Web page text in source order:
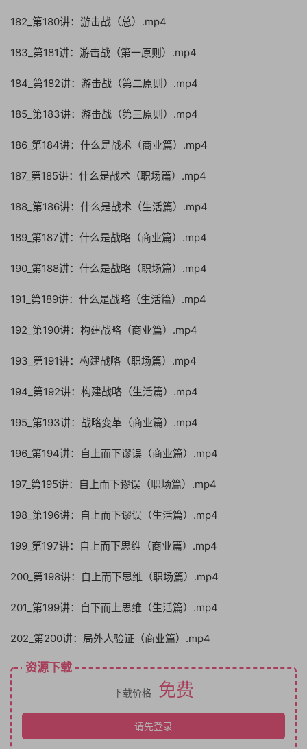
182_第180讲：游击战（总）.mp4
183_第181讲：游击战（第一原则）.mp4
184_第182讲：游击战（第二原则）.mp4
185_第183讲：游击战（第三原则）.mp4
186_第184讲：什么是战术（商业篇）.mp4
187_第185讲：什么是战术（职场篇）.mp4
188_第186讲：什么是战术（生活篇）.mp4
189_第187讲：什么是战略（商业篇）.mp4
190_第188讲：什么是战略（职场篇）.mp4
191_第189讲：什么是战略（生活篇）.mp4
192_第190讲：构建战略（商业篇）.mp4
193_第191讲：构建战略（职场篇）.mp4
194_第192讲：构建战略（生活篇）.mp4
195_第193讲：战略变革（商业篇）.mp4
196_第194讲：自上而下谬误（商业篇）.mp4
197_第195讲：自上而下谬误（职场篇）.mp4
198_第196讲：自上而下谬误（生活篇）.mp4
199_第197讲：自上而下思维（商业篇）.mp4
200_第198讲：自上而下思维（职场篇）.mp4
201_第199讲：自下而上思维（生活篇）.mp4
202_第200讲：局外人验证（商业篇）.mp4
资源下载
下载价格 免费
请先登录